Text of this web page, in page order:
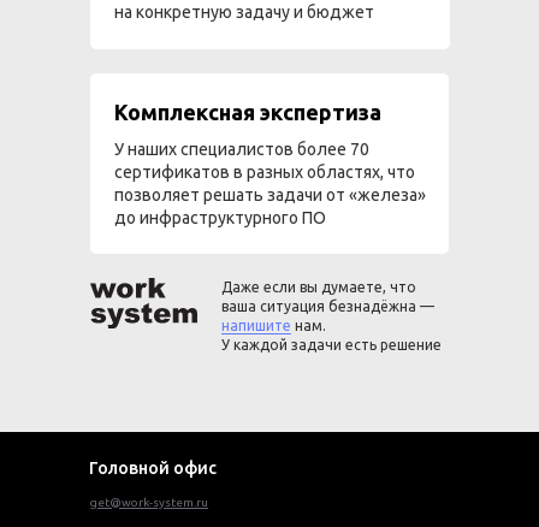
на конкретную задачу и бюджет
Комплексная экспертиза
У наших специалистов более 70
сертификатов в разных областях, что
позволяет решать задачи от «железа»
до инфраструктурного ПО
Даже если вы думаете, что
ваша ситуация безнадёжна —
напишите нам.
У каждой задачи есть решение
get@work-system.ru
Головной офис